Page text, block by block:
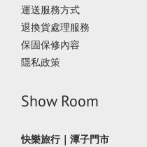
運送服務方式
退換貨處理服務
保固保修內容
隱私政策
Show Room
快樂旅行｜潭子門市